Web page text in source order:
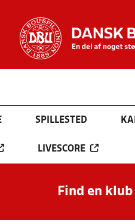
SPILLESTED
LIVESCORE
Find en